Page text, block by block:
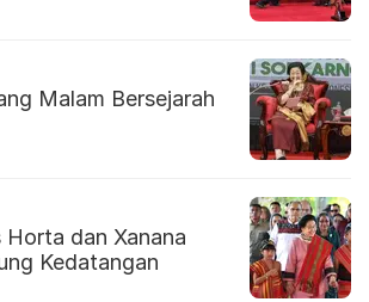
Malam Bersejarah
Horta dan Xanana
Kedatangan